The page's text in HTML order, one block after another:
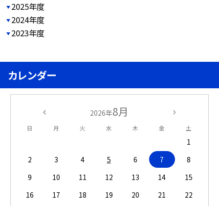
2025年度
2024年度
2023年度
カレンダー
2026年8月
日 月 火 水 木 金 土
1
2
3 4 5 6 7
8
9
10 11 12 13 14
15
16
17 18 19 20 21
22